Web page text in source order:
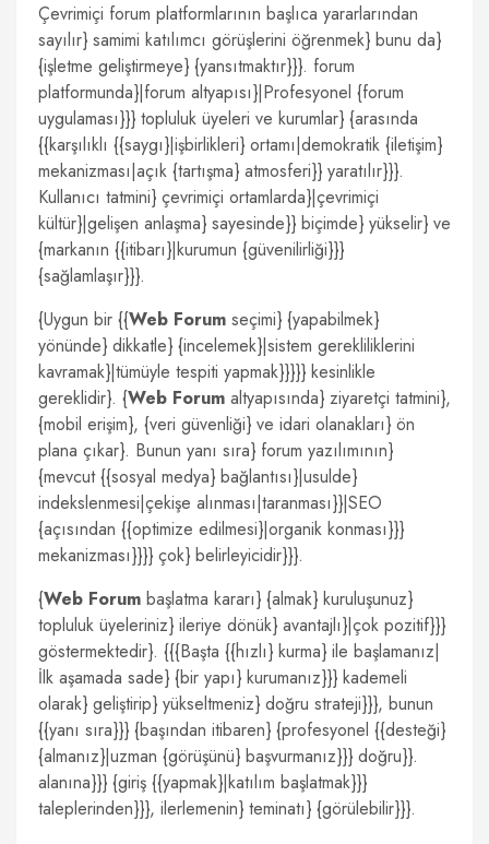
Çevrimiçi forum platformlarının başlıca yararlarından
sayılır} samimi katılımcı görüşlerini öğrenmek} bunu da}
{işletme geliştirmeye} {yansıtmaktır}}}. forum
platformunda}|forum altyapısı}|Profesyonel {forum
uygulaması}}} topluluk üyeleri ve kurumlar} {arasında
{{karşılıklı {{saygı}|işbirlikleri} ortamı|demokratik {iletişim}
mekanizması|açık {tartışma} atmosferi}} yaratılır}}}.
Kullanıcı tatmini} çevrimiçi ortamlarda}|çevrimiçi
kültür}|gelişen anlaşma} sayesinde}} biçimde} yükselir} ve
{markanın {{itibarı}|kurumun {güvenilirliği}}}
{sağlamlaşır}}}.
{Uygun bir {{Web Forum seçimi} {yapabilmek}
yönünde} dikkatle} {incelemek}|sistem gerekliliklerini
kavramak}|tümüyle tespiti yapmak}}}}} kesinlikle
gereklidir}. {Web Forum altyapısında} ziyaretçi tatmini},
{mobil erişim}, {veri güvenliği} ve idari olanakları} ön
plana çıkar}. Bunun yanı sıra} forum yazılımının}
{mevcut {{sosyal medya} bağlantısı}|usulde}
indekslenmesi|çekişe alınması|taranması}}|SEO
{açısından {{optimize edilmesi}|organik konması}}}
mekanizması}}}} çok} belirleyicidir}}}.
{Web Forum başlatma kararı} {almak} kuruluşunuz}
topluluk üyeleriniz} ileriye dönük} avantajlı}|çok pozitif}}}
göstermektedir}. {{{Başta {{hızlı} kurma} ile başlamanız|
İlk aşamada sade} {bir yapı} kurumanız}}} kademeli
olarak} geliştirip} yükseltmeniz} doğru strateji}}}, bunun
{{yanı sıra}}} {başından itibaren} {profesyonel {{desteği}
{almanız}|uzman {görüşünü} başvurmanız}}} doğru}}.
alanına}}} {giriş {{yapmak}|katılım başlatmak}}}
taleplerinden}}}, ilerlemenin} teminatı} {görülebilir}}}.